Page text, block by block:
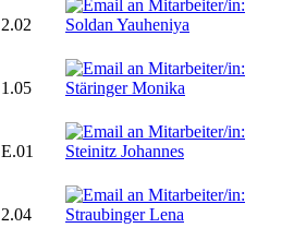
2.02
1.05
E.01
2.04